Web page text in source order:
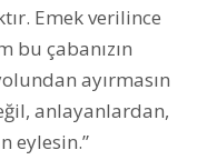
Emek verilince
bu çabanızın
ayırmasın
anlayanlardan,
eylesin.”